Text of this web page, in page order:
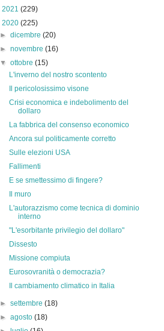
2021 (229)
2020 (225)
►dicembre(20)
►novembre(16)
▼ottobre(15)
L'inverno del nostro scontento
Il pericolosissimo visone
Crisi economica e indebolimento del
dollaro
La fabbrica del consenso economico
Ancora sul politicamente corretto
Sulle elezioni USA
Fallimenti
E se smettessimo di fingere?
Il muro
L'autorazzismo come tecnica di dominio
interno
"L'esorbitante privilegio del dollaro"
Dissesto
Missione compiuta
Eurosovranità o democrazia?
Il cambiamento climatico in Italia
►settembre(18)
►agosto(18)